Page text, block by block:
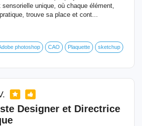
unique, où chaque élément,
trouve sa place et cont...
photoshop CAO Plaquette sketchup
Designer et Directrice